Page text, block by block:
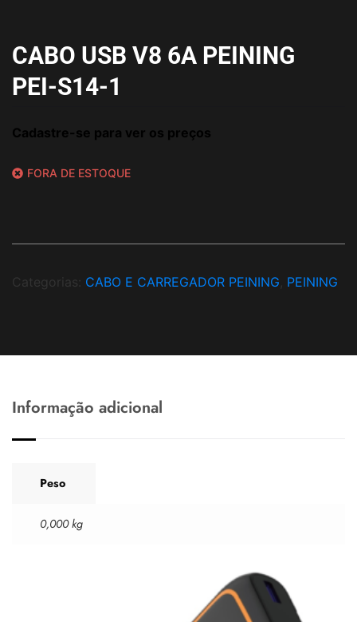
CABO USB V8 6A PEINING
PEI-S14-1
Cadastre-se para ver os preços
FORA DE ESTOQUE
Categorias: CABO E CARREGADOR PEINING PEINING
Informação adicional
Peso
0,000 kg